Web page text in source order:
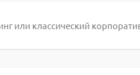
или классический